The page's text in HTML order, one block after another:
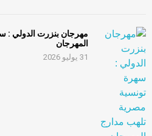
مهرجان بنزرت الدولي :
المهرجان
31 يوليو 2026